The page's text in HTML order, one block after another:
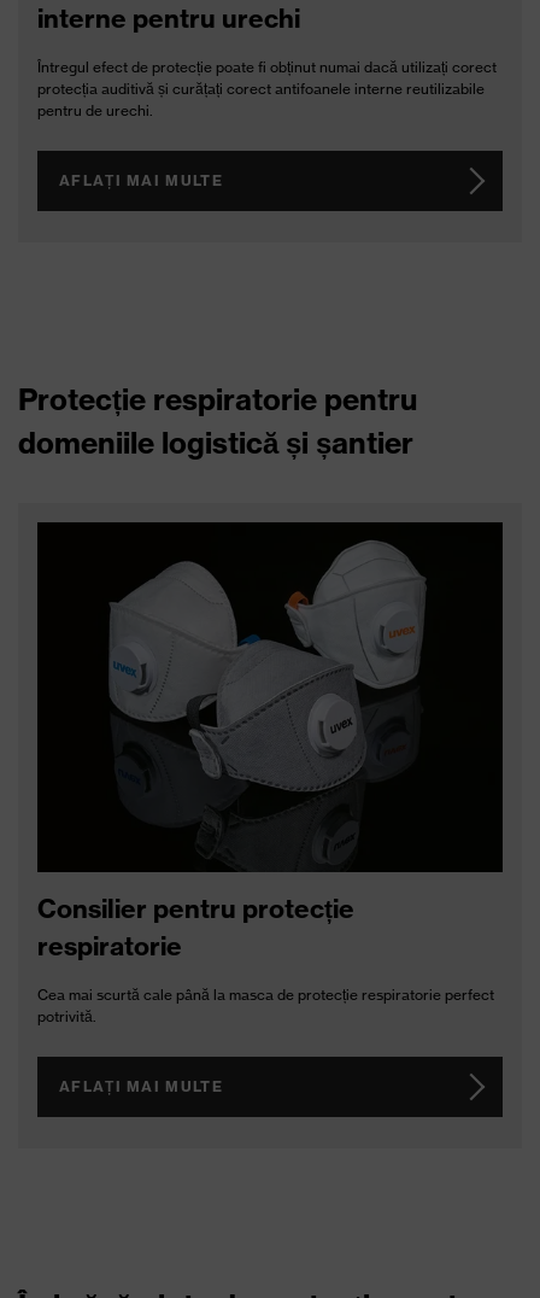
interne pentru urechi
Întregul efect de protecție poate fi obținut numai dacă utilizați corect
protecția auditivă și curățați corect antifoanele interne reutilizabile
pentru de urechi.
AFLAȚI MAI MULTE
Protecție respiratorie pentru
domeniile logistică și șantier
Consilier pentru protecție
respiratorie
Cea mai scurtă cale până la masca de protecție respiratorie perfect
potrivită.
AFLAȚI MAI MULTE